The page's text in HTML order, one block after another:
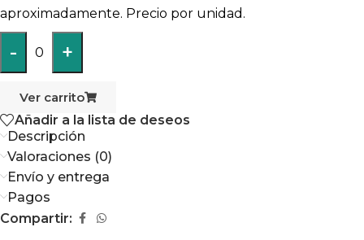
aproximadamente. Precio por unidad.
- 0 +
Ver carrito
Añadir a la lista de deseos
Descripción
Valoraciones (0)
Envío y entrega
Pagos
Compartir: